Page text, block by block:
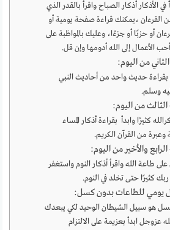
في الأذكار أذكار الصباح واقرأ بالقدر الذي
القرءان ،يمكنك قراءة صفحة يومية أو
أو حزبًا أو جزءًا، وعليك بالمواظبة على
أحب الأعمال إلى الله أدومها وإن قل.
من اليوم:
حديث واحد من أحاديث النبي
وسلم.
الثالث من اليوم:
كثيرًا وابدأ بقراءة أذكار المساء
من القرآن الكريم.
الرابع والأخير من اليوم:
طاعة الله واقرأ أذكار النوم واستغفر
كثيرًا حتى تخلد في النوم.
يومي للطاعات بدون كسل:
هو سبيل الشيطان الوحيد لكي يبعدك
عزوجل ابدأ بعزيمة على الالتزام